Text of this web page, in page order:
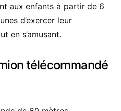
aux enfants à partir de 6
d’exercer leur
en s’amusant.
télécommandé